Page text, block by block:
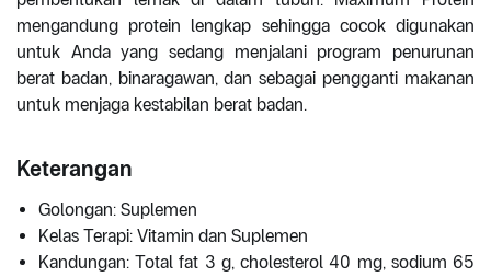
mengandung protein lengkap sehingga cocok digunakan
untuk Anda yang sedang menjalani program penurunan
berat badan, binaragawan, dan sebagai pengganti makanan
untuk menjaga kestabilan berat badan.
Keterangan
Golongan: Suplemen
Kelas Terapi: Vitamin dan Suplemen
Kandungan: Total fat 3 g, cholesterol 40 mg, sodium 65